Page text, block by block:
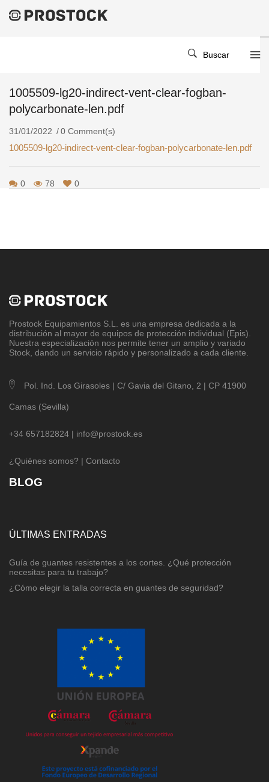
Buscar
1005509-Lg20-Indirect-Vent-Clear-Fogban-Polycarbonate-
1005509-lg20-indirect-vent-clear-fogban-
polycarbonate-len.pdf
31/01/2022 0 Comment(s)
1005509-lg20-indirect-vent-clear-fogban-polycarbonate-len.pdf
0 78 0
Prostock Equipamientos S.L
. es una empresa dedicada a la
distribución al mayor de equipos de protección individual (Epis).
Nuestra especialización nos permite tener un amplio y variado
Stock, dando un servicio rápido y personalizado a cada cliente.
Pol. Ind. Los Girasoles | C/ Gavia del Gitano, 2 | CP 41900
Camas (Sevilla)
+34 657182824 | info@prostock.es
¿Quiénes somos? | Contacto
BLOG
ÚLTIMAS ENTRADAS
Guía de guantes resistentes a los cortes. ¿Qué protección
necesitas para tu trabajo?
¿Cómo elegir la talla correcta en guantes de seguridad?